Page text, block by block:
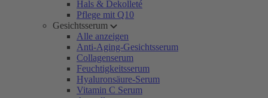
Hals & Dekolleté
Pflege mit Q10
Gesichtsserum
Alle anzeigen
Anti-Aging-Gesichtsserum
Collagenserum
Feuchtigkeitsserum
Hyaluronsäure-Serum
Vitamin C Serum